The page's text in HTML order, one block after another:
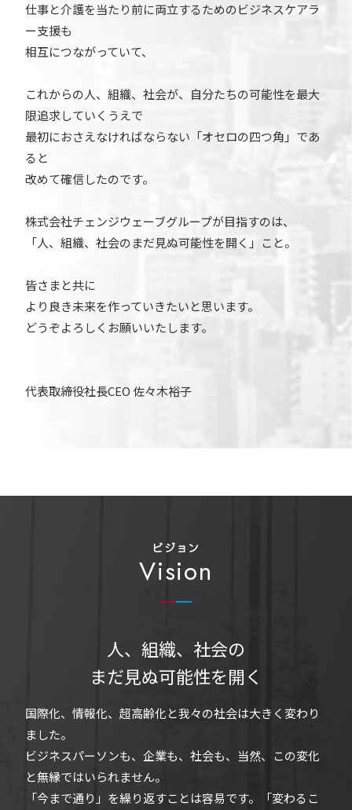
仕事と介護を当たり前に両立するためのビジネスケアラ
ー支援も
相互につながっていて、
これからの人、組織、社会が、自分たちの可能性を最大
限追求していくうえで
最初におさえなければならない「オセロの四つ角」であ
ると
改めて確信したのです。
株式会社チェンジウェーブグループが目指すのは、
「人、組織、社会のまだ見ぬ可能性を開く」こと。
皆さまと共に
より良き未来を作っていきたいと思います。
どうぞよろしくお願いいたします。
代表取締役社長CEO 佐々木裕子
ビジョン
Vision
人、組織、社会の
まだ見ぬ可能性を開く
国際化、情報化、超高齢化と我々の社会は大きく変わり
ました。
ビジネスパーソンも、企業も、社会も、当然、この変化
と無縁ではいられません。
「今まで通り」を繰り返すことは容易です。「変わるこ